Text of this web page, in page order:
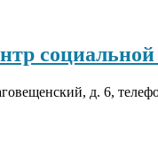
социальной
д. 6,